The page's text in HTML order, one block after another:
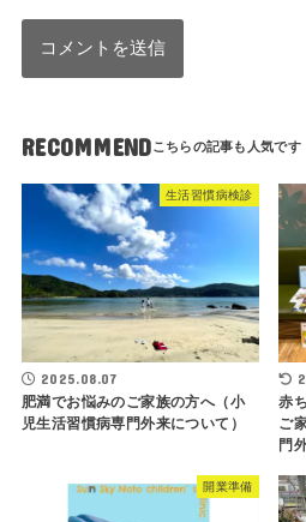
RECOMMEND
生活習慣病検診
2025.08.07
肥満でお悩みのご家族の方へ（小
児生活習慣病専門外来について）
赤
ご
門
開業準備